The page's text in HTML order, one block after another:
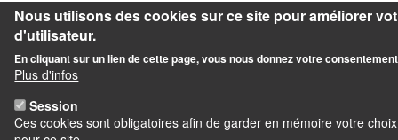
Nous utilisons des cookies sur ce site pour améliorer
d'utilisateur.
En cliquant sur un lien de cette page, vous nous donnez votre
Plus d'infos
Session
Ces cookies sont obligatoires afin de garder en mémoire votre